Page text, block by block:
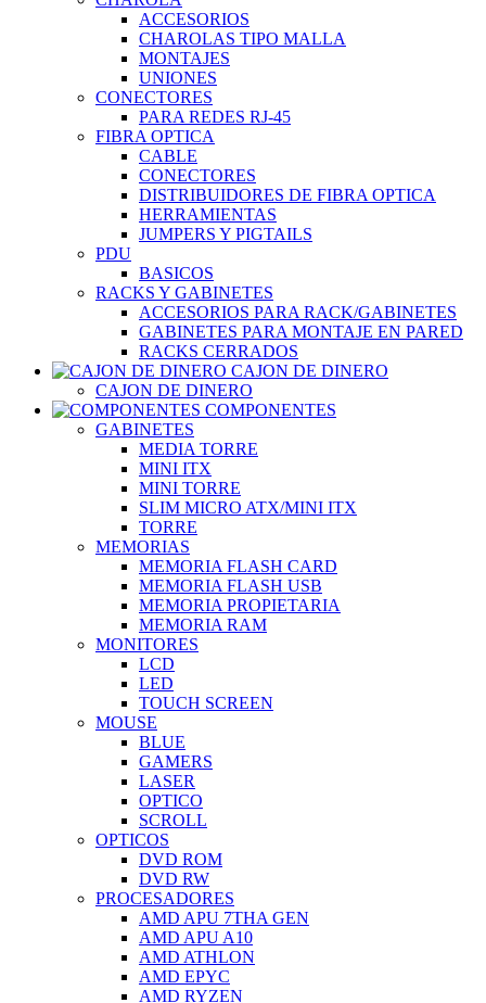
ACCESORIOS
CHAROLAS TIPO MALLA
MONTAJES
UNIONES
CONECTORES
PARA REDES RJ-45
FIBRA OPTICA
CABLE
CONECTORES
DISTRIBUIDORES DE FIBRA OPTICA
HERRAMIENTAS
JUMPERS Y PIGTAILS
PDU
BASICOS
RACKS Y GABINETES
ACCESORIOS PARA RACK/GABINETES
GABINETES PARA MONTAJE EN PARED
RACKS CERRADOS
CAJON DE DINERO
CAJON DE DINERO
COMPONENTES
GABINETES
MEDIA TORRE
MINI ITX
MINI TORRE
SLIM MICRO ATX/MINI ITX
TORRE
MEMORIAS
MEMORIA FLASH CARD
MEMORIA FLASH USB
MEMORIA PROPIETARIA
MEMORIA RAM
MONITORES
LCD
LED
TOUCH SCREEN
MOUSE
BLUE
GAMERS
LASER
OPTICO
SCROLL
OPTICOS
DVD ROM
DVD RW
PROCESADORES
AMD APU 7THA GEN
AMD APU A10
AMD ATHLON
AMD EPYC
AMD RYZEN